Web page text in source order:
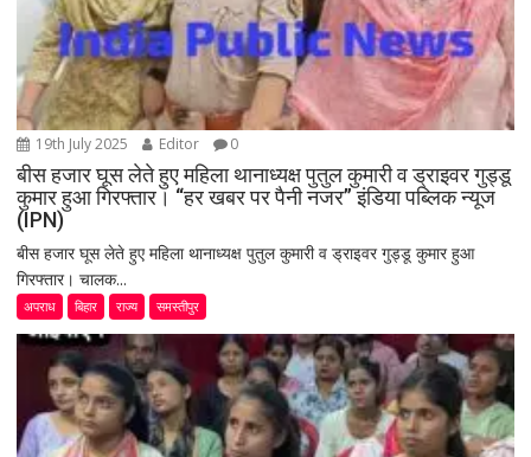
19th July 2025 Editor 0
बीस हजार घूस लेते हुए महिला थानाध्यक्ष पुतुल कुमारी व ड्राइवर गुड्डू
कुमार हुआ गिरफ्तार। “हर खबर पर पैनी नजर” इंडिया पब्लिक न्यूज
(IPN)
बीस हजार घूस लेते हुए महिला थानाध्यक्ष पुतुल कुमारी व ड्राइवर गुड्डू कुमार हुआ
गिरफ्तार। चालक...
अपराध बिहार राज्य समस्तीपुर